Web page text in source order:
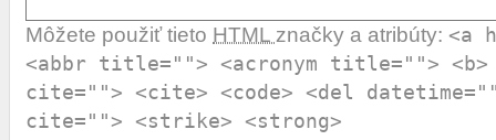
Môžete použiť tietoHTMLznačky a atribúty:<a
<abbr title=""> <acronym title=""> <b>
cite=""> <cite> <code> <del
cite=""> <strike> <strong>